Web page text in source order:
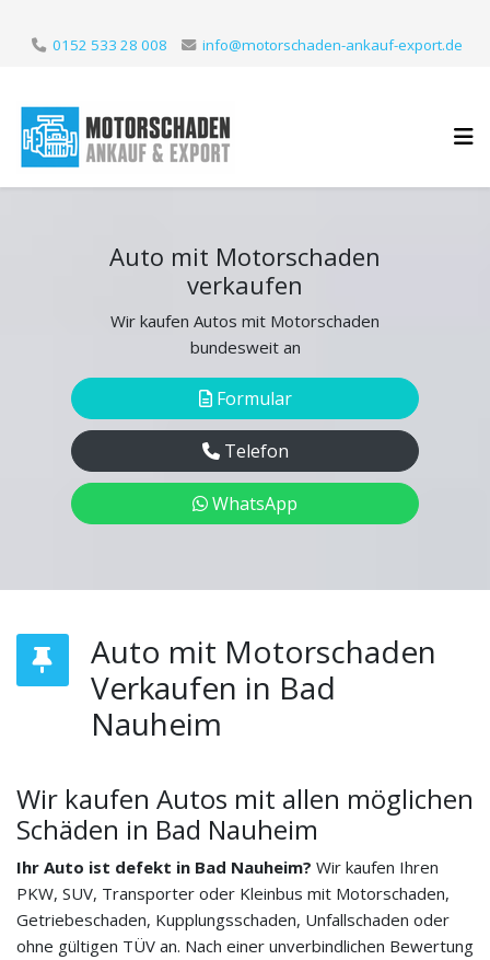
0152 533 28 008 info@motorschaden-ankauf-export.de
Auto mit Motorschaden
verkaufen
Wir kaufen Autos mit Motorschaden
bundesweit an
Formular
Telefon
WhatsApp
Auto mit Motorschaden
Verkaufen in Bad
Nauheim
Wir kaufen Autos mit allen möglichen
Schäden in Bad Nauheim
Ihr Auto ist defekt in Bad Nauheim? Wir kaufen Ihren
PKW, SUV, Transporter oder Kleinbus mit Motorschaden,
Getriebeschaden, Kupplungsschaden, Unfallschaden oder
ohne gültigen TÜV an. Nach einer unverbindlichen Bewertung